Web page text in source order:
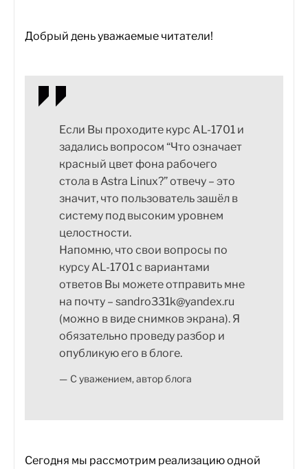
Добрый день уважаемые читатели!
Если Вы проходите курс AL-1701 и
задались вопросом “Что означает
красный цвет фона рабочего
стола в Astra Linux?” отвечу – это
значит, что пользователь зашёл в
систему под высоким уровнем
целостности.
Напомню, что свои вопросы по
курсу AL-1701 с вариантами
ответов Вы можете отправить мне
на почту – sandro331k@yandex.ru
(можно в виде снимков экрана). Я
обязательно проведу разбор и
опубликую его в блоге.
С уважением, автор блога
Сегодня мы рассмотрим реализацию одной